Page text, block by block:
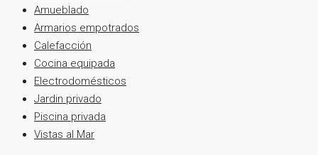
Amueblado
Armarios empotrados
Calefacción
Cocina equipada
Electrodomésticos
Jardin privado
Piscina privada
Vistas al Mar